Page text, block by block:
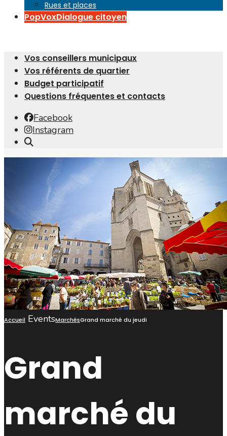
Rues et places
PopVoxDialogue citoyen
Vos conseillers municipaux
Vos référents de quartier
Budget participatif
Questions fréquentes et contacts
Facebook
Instagram
Window
Accueil EventsMarchésGrand marché du jeudi
Grand
marché du